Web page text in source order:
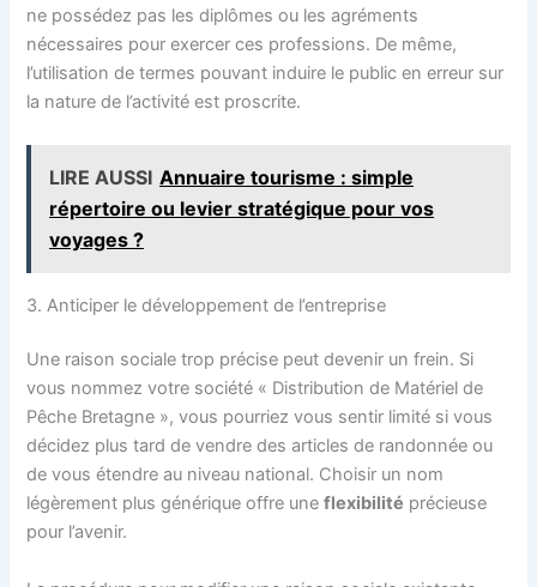
ne possédez pas les diplômes ou les agréments
nécessaires pour exercer ces professions. De même,
l’utilisation de termes pouvant induire le public en erreur sur
la nature de l’activité est proscrite.
LIRE AUSSI Annuaire tourisme : simple
répertoire ou levier stratégique pour vos
voyages ?
3. Anticiper le développement de l’entreprise
Une raison sociale trop précise peut devenir un frein. Si
vous nommez votre société « Distribution de Matériel de
Pêche Bretagne », vous pourriez vous sentir limité si vous
décidez plus tard de vendre des articles de randonnée ou
de vous étendre au niveau national. Choisir un nom
légèrement plus générique offre uneflexibilité précieuse
pour l’avenir.